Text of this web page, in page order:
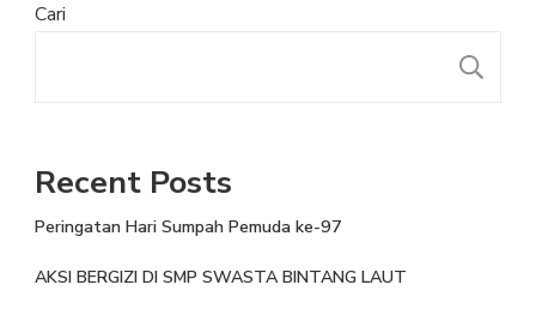
Cari
Recent Posts
Peringatan Hari Sumpah Pemuda ke-97
AKSI BERGIZI DI SMP SWASTA BINTANG LAUT